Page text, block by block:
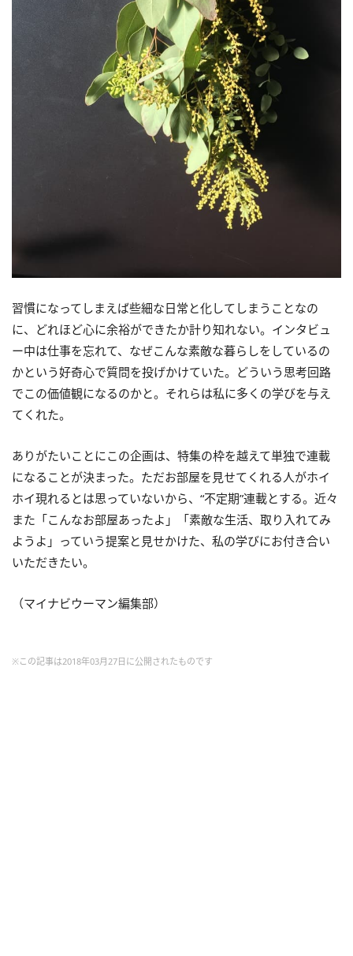
習慣になってしまえば些細な日常と化してしまうことなの
に、どれほど心に余裕ができたか計り知れない。インタビュ
ー中は仕事を忘れて、なぜこんな素敵な暮らしをしているの
かという好奇心で質問を投げかけていた。どういう思考回路
でこの価値観になるのかと。それらは私に多くの学びを与え
てくれた。
ありがたいことにこの企画は、特集の枠を越えて単独で連載
になることが決まった。ただお部屋を見せてくれる人がホイ
ホイ現れるとは思っていないから、“不定期”連載とする。近々
また「こんなお部屋あったよ」「素敵な生活、取り入れてみ
ようよ」っていう提案と見せかけた、私の学びにお付き合い
いただきたい。
（マイナビウーマン編集部）
※この記事は2018年03月27日に公開されたものです